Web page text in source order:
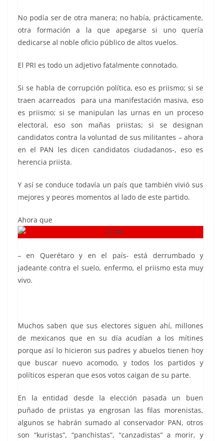
No podía ser de otra manera; no había, prácticamente,
otra formación a la que apegarse si uno quería
dedicarse al noble oficio público de altos vuelos.
El PRI es todo un adjetivo fatalmente connotado.
Si se habla de corrupción política, eso es priismo; si se
traen acarreados para una manifestación masiva, eso
es priismo; si se manipulan las urnas en un proceso
electoral, eso son mañas priistas; si se designan
candidatos contra la voluntad de sus militantes – ahora
en el PAN les dicen candidatos ciudadanos-, eso es
herencia priista.
Y así se conduce todavía un país que también vivió sus
mejores y peores momentos al lado de este partido.
Ahora que
– en Querétaro y en el país- está derrumbado y
jadeante contra el suelo, enfermo, el priismo esta muy
vivo.
Muchos saben que sus electores siguen ahí, millones
de mexicanos que en su día acudían a los mítines
porque así lo hicieron sus padres y abuelos tienen hoy
que buscar nuevo acomodo, y todos los partidos y
políticos esperan que esos votos caigan de su parte.
En la entidad desde la elección pasada un buen
puñado de priistas ya engrosan las filas morenistas,
algunos se habrán sumado al conservador PAN, otros
son “kuristas”, “panchistas”, “canzadistas” a morir, y